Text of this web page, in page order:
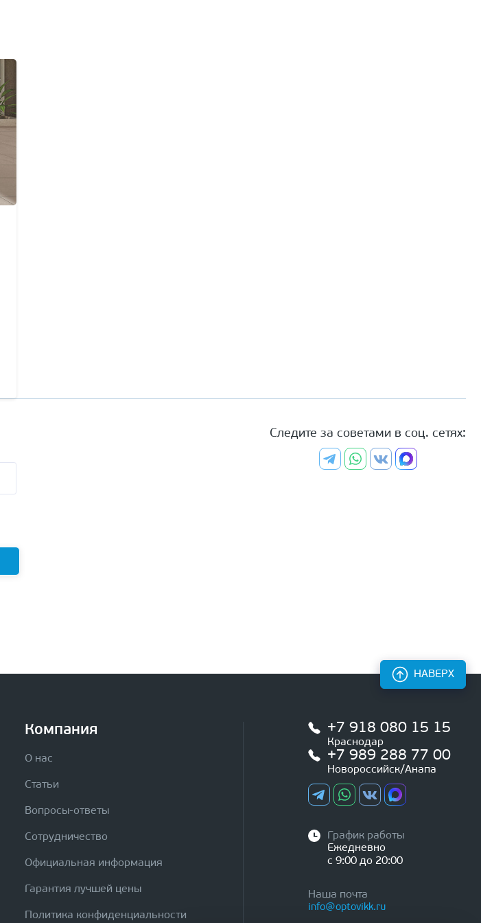
Следите за советами в соц. сетях:
Компания
О нас
Статьи
Вопросы-ответы
Сотрудничество
Официальная информация
Гарантия лучшей цены
Политика конфиденциальности
+7 918 080 15 15
Краснодар
+7 989 288 77 00
Новороссийск/Анапа
График работы
Ежедневно
с 9:00 до 20:00
Наша почта
info@optovikk.ru
НАВЕРХ